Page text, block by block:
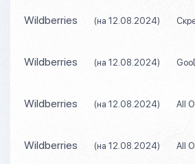
Wildberries (на 12.08.2024)
Wildberries (на 12.08.2024)
Wildberries (на 12.08.2024) All
Wildberries (на 12.08.2024) All